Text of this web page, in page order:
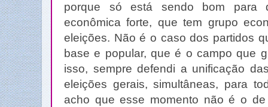
porque só está sendo bom para
econômica forte, que tem grupo
eleições. Não é o caso dos partidos
base e popular, que é o campo que
isso, sempre defendi a unificação
eleições gerais, simultâneas, para
acho que esse momento não é o